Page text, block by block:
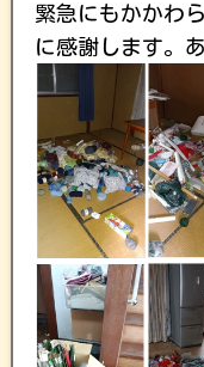
緊急にもかかわ
に感謝します。